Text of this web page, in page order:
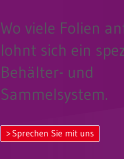
Wo viele Folien
lohnt sich ein
Behälter- und
Sammelsystem.
Sprechen Sie mit uns